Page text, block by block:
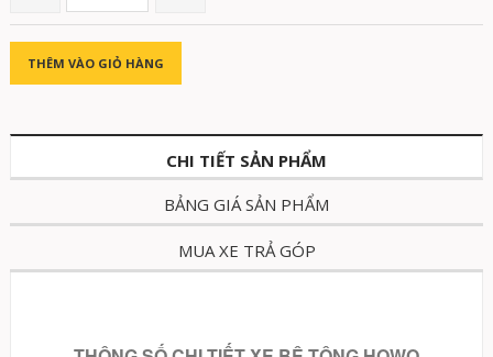
THÊM VÀO GIỎ HÀNG
CHI TIẾT SẢN PHẨM
BẢNG GIÁ SẢN PHẨM
MUA XE TRẢ GÓP